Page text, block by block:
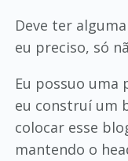
Deve ter
eu preciso, só
Eu possuo uma
eu construí um
colocar esse
mantendo o